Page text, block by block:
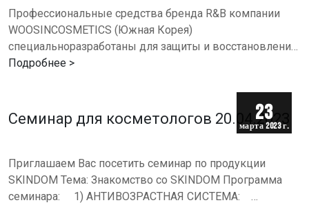
Профессиональные средства бренда R&B компании
WOOSINCOSMETICS (Южная Корея)
специальноразработаны для защиты и восстановления
волос и ухода за кожей головы. Уникальные
Подробнее >
23
марта 2023 г.
Семинар для косметологов 20.04.2023
Приглашаем Вас посетить семинар по продукции
SKINDOM Тема: Знакомство со SKINDOM Программа
семинара: ⠀ 1) АНТИВОЗРАСТНАЯ СИСТЕМА: